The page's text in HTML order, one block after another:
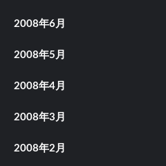
2008年6月
2008年5月
2008年4月
2008年3月
2008年2月